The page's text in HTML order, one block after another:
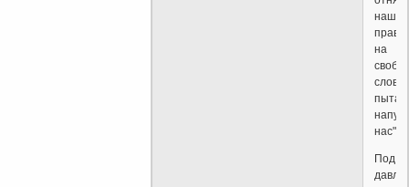
наше
право
на
слова,
нас".
Под